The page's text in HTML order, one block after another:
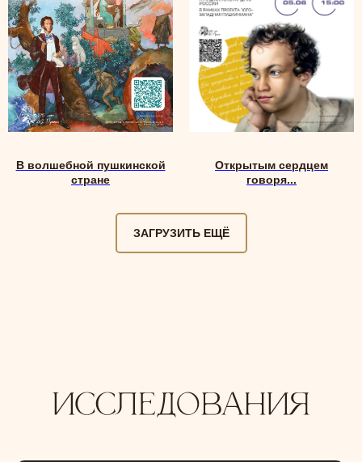
В волшебной пушкинской
стране
Открытым сердцем
говоря...
ЗАГРУЗИТЬ ЕЩЁ